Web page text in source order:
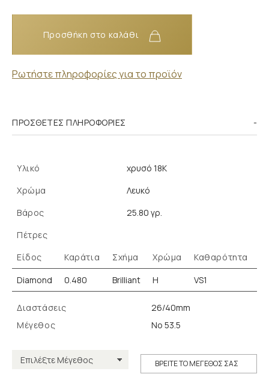
Προσθήκη στο καλάθι
Ρωτήστε πληροφορίες για το προϊόν
ΠΡΌΣΘΕΤΕΣ ΠΛΗΡΟΦΟΡΊΕΣ
Υλικό
χρυσό 18K
Χρώμα
Λευκό
Βάρος
25.80 γρ.
Πέτρες
Είδος
Καράτια Σχήμα Χρώμα
Καθαρότητα
Diamond
0.480 Brilliant H VS1
Διαστάσεις
26/40mm
Μέγεθος
Νο 53.5
ΒΡΕΙΤΕ ΤΟ ΜΕΓΕΘΟΣ ΣΑΣ